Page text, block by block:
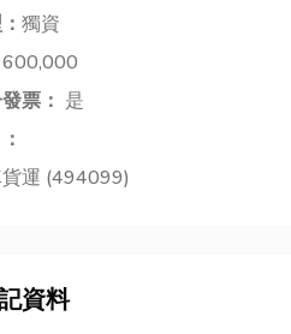
獨資
600,000
票： 是
運 (494099)
資料